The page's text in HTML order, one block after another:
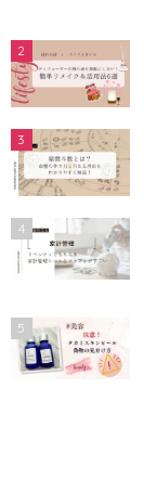
2
3
4
5